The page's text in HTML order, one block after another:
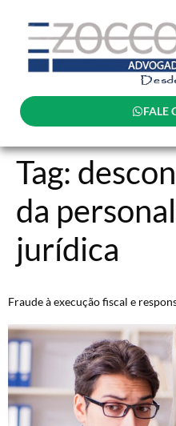
FALE
Tag:
da
jurídica
Fraude à execução fiscal e